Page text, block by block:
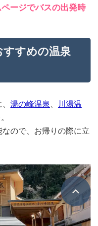
ージでバスの出発時
すすめの温泉
湯の峰温泉、 川湯温
ので、お帰りの際に立